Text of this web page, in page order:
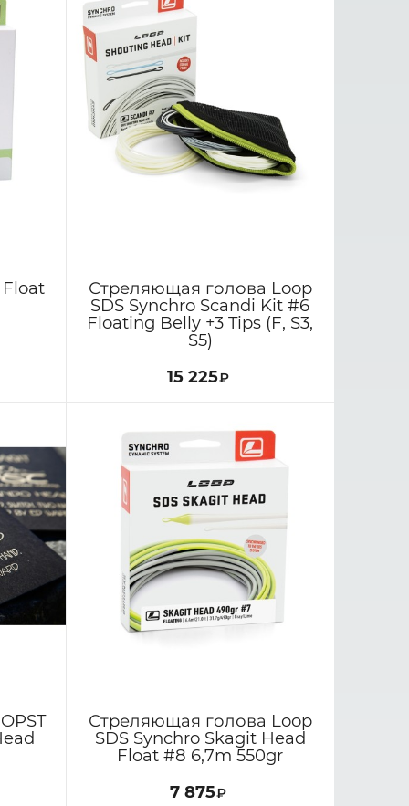
Стреляющая голова Loop
SDS Synchro Scandi Kit #6
Floating Belly +3 Tips (F, S3,
S5)
15 225₽
Стреляющая голова Loop
SDS Synchro Skagit Head
Float #8 6,7m 550gr
7 875₽